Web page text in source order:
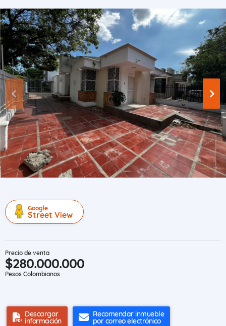
Google
Street View
Precio de venta
$280.000.000
Pesos Colombianos
Descargar
información
Recomendar inmueble
por correo electrónico